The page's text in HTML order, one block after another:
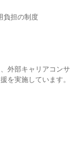
外部キャリアコンサ